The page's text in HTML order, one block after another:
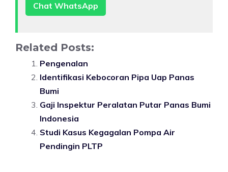
Chat WhatsApp
Related Posts:
Pengenalan
Identifikasi Kebocoran Pipa Uap Panas
Bumi
Gaji Inspektur Peralatan Putar Panas Bumi
Indonesia
Studi Kasus Kegagalan Pompa Air
Pendingin PLTP